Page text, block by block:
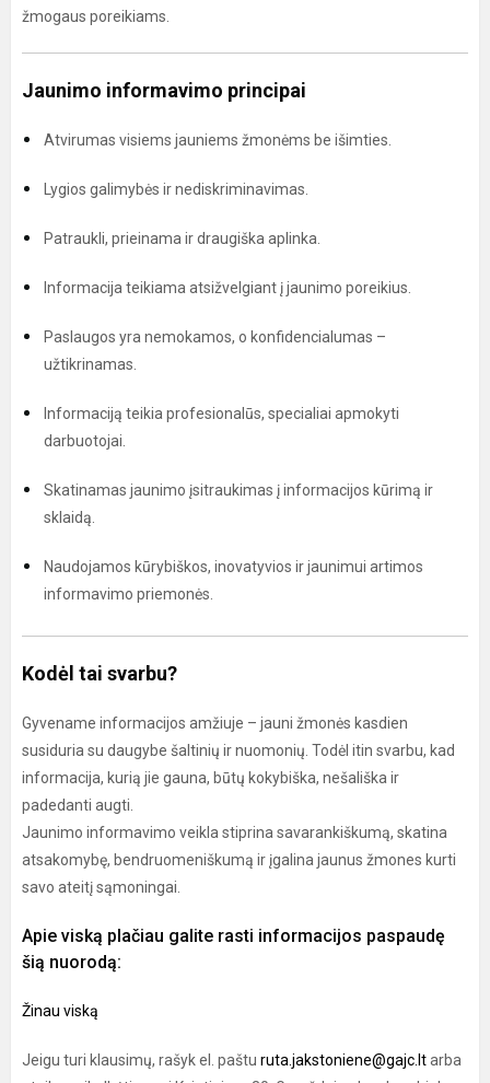
žmogaus poreikiams.
Jaunimo informavimo principai
Atvirumas visiems jauniems žmonėms be išimties.
Lygios galimybės ir nediskriminavimas.
Patraukli, prieinama ir draugiška aplinka.
Informacija teikiama atsižvelgiant į jaunimo poreikius.
Paslaugos yra nemokamos, o konfidencialumas –
užtikrinamas.
Informaciją teikia profesionalūs, specialiai apmokyti
darbuotojai.
Skatinamas jaunimo įsitraukimas į informacijos kūrimą ir
sklaidą.
Naudojamos kūrybiškos, inovatyvios ir jaunimui artimos
informavimo priemonės.
Kodėl tai svarbu?
Gyvename informacijos amžiuje – jauni žmonės kasdien
susiduria su daugybe šaltinių ir nuomonių. Todėl itin svarbu, kad
informacija, kurią jie gauna, būtų kokybiška, nešališka ir
padedanti augti.
Jaunimo informavimo veikla stiprina savarankiškumą, skatina
atsakomybę, bendruomeniškumą ir įgalina jaunus žmones kurti
savo ateitį sąmoningai.
Apie viską plačiau galite rasti informacijos paspaudę
šią nuorodą:
Žinau viską
Jeigu turi klausimų, rašyk el. paštu ruta.jakstoniene@gajc.ltarba